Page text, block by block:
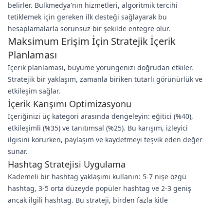
belirler. Bulkmedya'nın hizmetleri, algoritmik tercihi
tetiklemek için gereken ilk desteği sağlayarak bu
hesaplamalarla sorunsuz bir şekilde entegre olur.
Maksimum Erişim İçin Stratejik İçerik
Planlaması
İçerik planlaması, büyüme yörüngenizi doğrudan etkiler.
Stratejik bir yaklaşım, zamanla biriken tutarlı görünürlük ve
etkileşim sağlar.
İçerik Karışımı Optimizasyonu
İçeriğinizi üç kategori arasında dengeleyin: eğitici (%40),
etkileşimli (%35) ve tanıtımsal (%25). Bu karışım, izleyici
ilgisini korurken, paylaşım ve kaydetmeyi teşvik eden değer
sunar.
Hashtag Stratejisi Uygulama
Kademeli bir hashtag yaklaşımı kullanın: 5-7 nişe özgü
hashtag, 3-5 orta düzeyde popüler hashtag ve 2-3 geniş
ancak ilgili hashtag. Bu strateji, birden fazla kitle